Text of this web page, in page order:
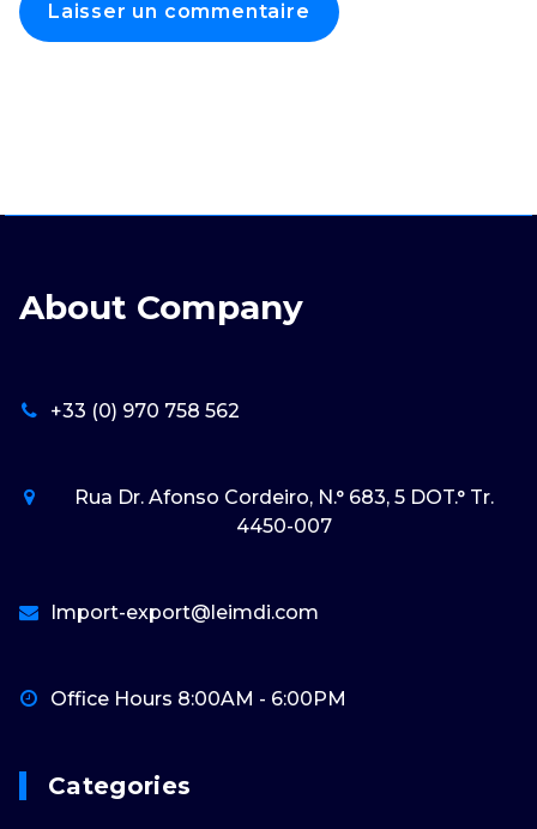
About Company
+33 (0) 970 758 562
Rua Dr. Afonso Cordeiro, N.° 683, 5 DOT.° Tr.
4450-007
Import-export@leimdi.com
Office Hours 8:00AM - 6:00PM
Categories